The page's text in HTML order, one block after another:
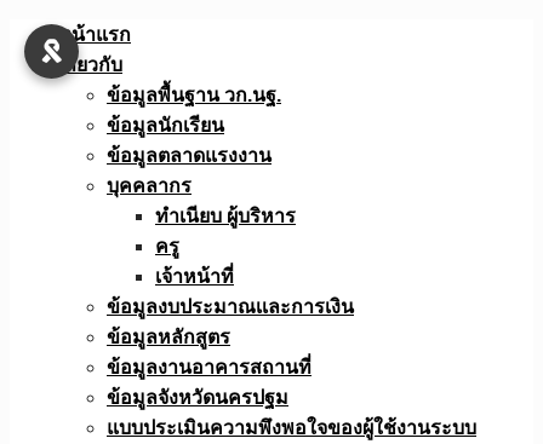
Skip
หน้าแรก
เกี่ยวกับ
ข้อมูลพื้นฐาน วก.นฐ.
ข้อมูลนักเรียน
ข้อมูลตลาดแรงงาน
บุคคลากร
ทำเนียบ ผู้บริหาร
ครู
เจ้าหน้าที่
ข้อมูลงบประมาณเเละการเงิน
ข้อมูลหลักสูตร
ข้อมูลงานอาคารสถานที่
ข้อมูลจังหวัดนครปฐม
แบบประเมินความพึงพอใจของผู้ใช้งานระบบ